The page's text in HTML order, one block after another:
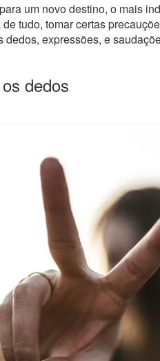
um novo destino, o mais
tudo, tomar certas
dedos, expressões, e
dedos